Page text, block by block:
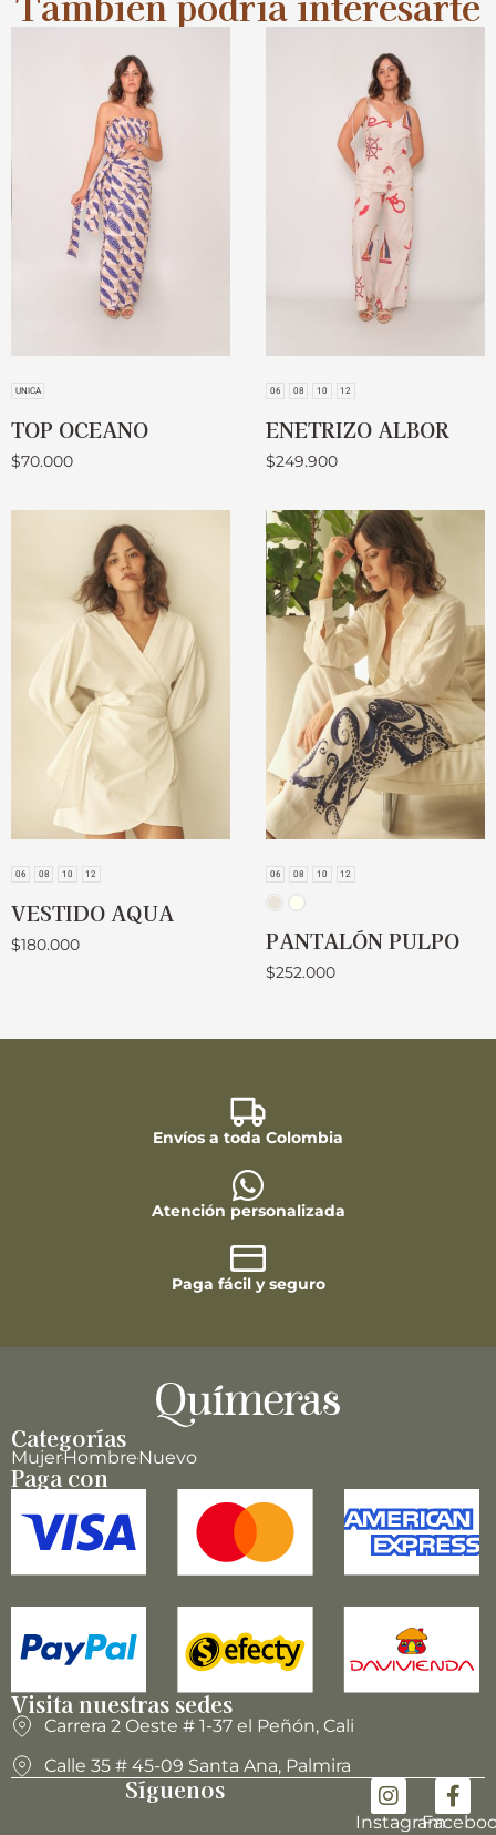
UNICA
TOP OCEANO
$70.000
06 08 10 12
ENETRIZO ALBOR
$249.900
06 08 10 12
VESTIDO AQUA
$180.000
06 08 10 12
PANTALÓN PULPO
$252.000
Envíos a toda Colombia
Atención personalizada
Paga fácil y seguro
Categorías
MujerHombre Nuevo
Paga con
Visita nuestras sedes
Carrera 2 Oeste # 1-37 el Peñón, Cali
Calle 35 # 45-09 Santa Ana, Palmira
Síguenos
Instagram